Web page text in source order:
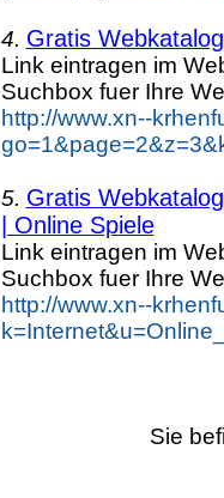
4. Gratis
Link eintragen im
Suchbox fuer Ihre
http://www.xn--
5. Gratis
| Online Spiele
Link eintragen im
Suchbox fuer Ihre
http://www.xn--
Sie